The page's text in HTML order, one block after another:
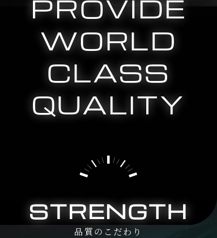
PROVIDE
WORLD
CLASS
QUALITY
STRENGTH
品質のこだわり